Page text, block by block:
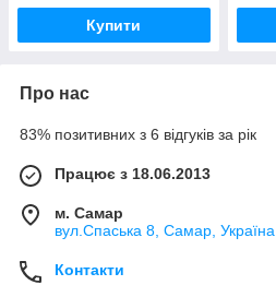
Купити
Про нас
83% позитивних з 6 відгуків за рік
Працює з 18.06.2013
м. Самар
вул.Спаська 8, Самар, Україна
Контакти